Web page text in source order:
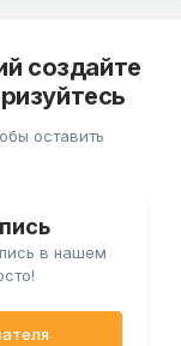
создайте
оставить
в нашем